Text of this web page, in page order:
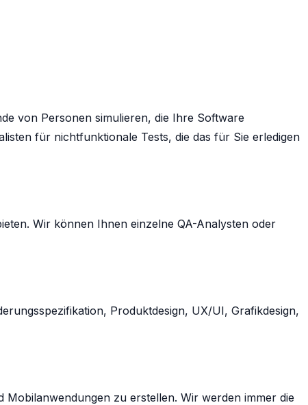
von Personen simulieren, die Ihre Software
für nichtfunktionale Tests, die das für Sie erledigen
Wir können Ihnen einzelne QA-Analysten oder
Produktdesign, UX/UI, Grafikdesign,
zu erstellen. Wir werden immer die